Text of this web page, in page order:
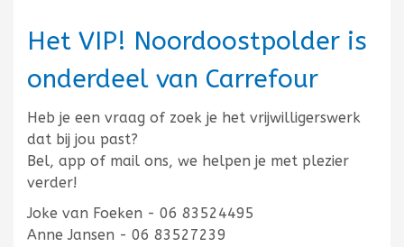
Het VIP! Noordoostpolder is
onderdeel van Carrefour
Heb je een vraag of zoek je het vrijwilligerswerk
dat bij jou past?
Bel, app of mail ons, we helpen je met plezier
verder!
Joke van Foeken - 06 83524495
Anne Jansen - 06 83527239